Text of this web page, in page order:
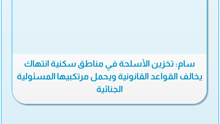
سام: تخزين الأسلحة في مناطق سكنية انتهاك
يخالف القواعد القانونية ويحمل مرتكبيها المسئولية
الجنائية